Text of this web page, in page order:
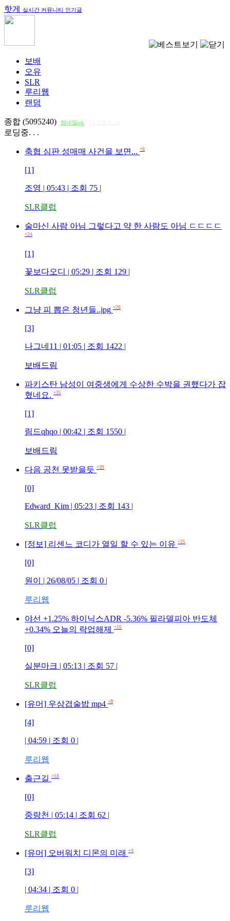
핫게 실시간 커뮤니티 인기글
보배
오유
SLR
루리웹
랜덤
종합 (5095240) 썸네일on
로딩중. . .
축협 심판 성매매 사건을 보면... +6
[1]
조영 | 05:43 | 조회 75 |
SLR클럽
술마신 사람 아님 그렇다고 약 한 사람도 아님 ㄷㄷㄷㄷ
+24
[1]
꽃보다오디 | 05:29 | 조회 129 |
SLR클럽
그냥 피 뽑은 청년들..jpg +28
[3]
나그네11 | 01:05 | 조회 1422 |
보배드림
파키스탄 남성이 여중생에게 수상한 수박을 권했다가 잡
혔네요. +35
[1]
림드qhqo | 00:42 | 조회 1550 |
보배드림
다음 공천 못받을듯 +39
[0]
Edward_Kim | 05:23 | 조회 143 |
SLR클럽
[정보] 리센느 코디가 열일 할 수 있는 이유 +25
[0]
원이 | 26/08/05 | 조회 0 |
루리웹
야선 +1.25% 하이닉스ADR -5.36% 필라델피아 반도체
+0.34% 오늘의 락업해제
+16
[0]
실분마크 | 05:13 | 조회 57 |
SLR클럽
[유머] 우삼겹술밥 mp4 +8
[4]
| 04:59 | 조회 0 |
루리웹
출근길 +18
[0]
중랑천 | 05:14 | 조회 62 |
SLR클럽
[유머] 오버워치 디몬의 미래 +4
[3]
| 04:34 | 조회 0 |
루리웹